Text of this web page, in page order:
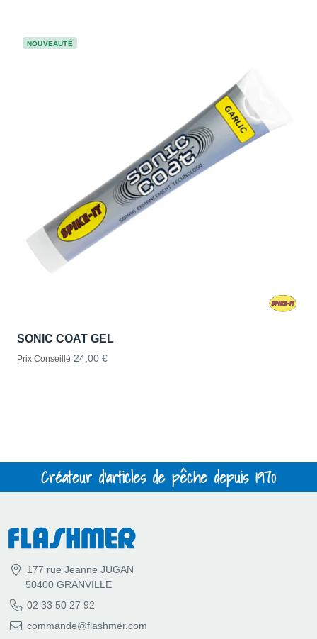
NOUVEAUTÉ
SONIC COAT GEL
Prix Conseillé 24,00 €
Créateur d'articles de pêche depuis 1970
177 rue Jeanne JUGAN
50400 GRANVILLE
02 33 50 27 92
commande@flashmer.com